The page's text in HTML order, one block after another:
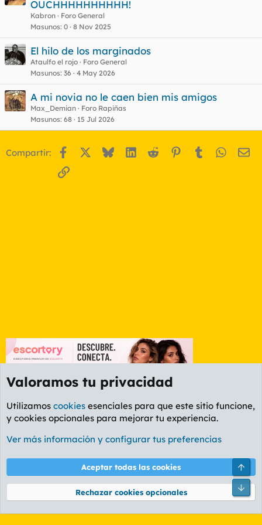
Su papel consiste en exportar cocaína a otros grupos de la
UE par la distribución. Sus actividades afectan sobre todo a
España – donde están penetrando en los escenarios
criminales de las grandes ciudades-, aunque se sospecha
que se han extendido a Rumania y Eslovenia e incluso a
países no comunitarios, dada su colaboración con grupos
Fuente: ABC
29/12/2003
delincuentes extranjeros vs. delincuentes nacionales ..
OUCHHHHHHHHHH!
Kabron
Foro General
Masunos 0 8 Nov 2025
El hilo de los marginados
Ataulfo el rojo
Foro General
Masunos 36 4 May 2026
A mi novia no le caen bien mis amigos
Max_Demian
Foro Rapiñas
Masunos 68 15 Jul 2026
Compartir: Facebook BlueskyLinkedIn
Reddit Pinterest
Tumblr
Enlace
Foro General
Cookies
PL OLDSTYLE AMARILLO
Términos y reglas Política de privacidad Ayuda
Community platform by XenForo® © 2010-2026 XenForo Ltd.
Valoramos tu privacidad
Utilizamos cookies esenciales para que este sitio funcione,
y cookies opcionales para mejorar tu experiencia.
Ver más información y configurar tus preferencias
Aceptar todas las cookies
Rechazar cookies opcionales
Pie